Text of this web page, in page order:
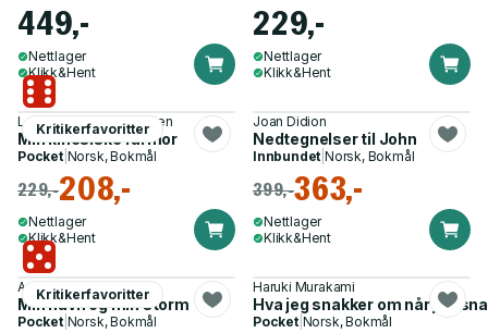
449,-
Nettlager
Klikk&Hent
229,-
Nettlager
Klikk&Hent
Kritikerfavoritter
Lars Saabye Christensen
Min kinesiske farmor
Pocket| Norsk, Bokmål
229,-208,-
Nettlager
Klikk&Hent
Joan Didion
Nedtegnelser til John
Innbundet |Norsk, Bokmål
399,-363,-
Nettlager
Klikk&Hent
Kritikerfavoritter
Arundhati Roy
Min havn og min storm
Pocket| Norsk, Bokmål
Haruki Murakami
Hva jeg snakker om når jeg
Pocket| Norsk, Bokmål